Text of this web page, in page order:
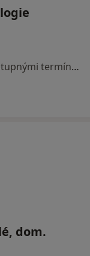
Tato klinika nemá specialisty s dostupnými termíny v online kalendáři
dom.